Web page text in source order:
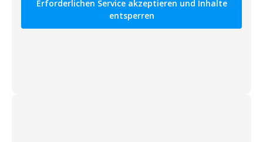
Erforderlichen Service akzeptieren und Inhalte
entsperren